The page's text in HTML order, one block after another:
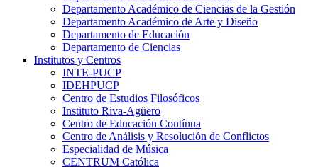
Departamento Académico de Ciencias de la Gestión
Departamento Académico de Arte y Diseño
Departamento de Educación
Departamento de Ciencias
Institutos y Centros
INTE-PUCP
IDEHPUCP
Centro de Estudios Filosóficos
Instituto Riva-Agüero
Centro de Educación Contínua
Centro de Análisis y Resolución de Conflictos
Especialidad de Música
CENTRUM Católica